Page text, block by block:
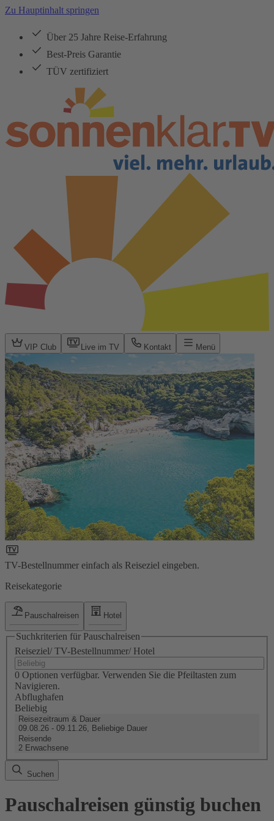
Zu Hauptinhalt springen
Über 25 Jahre Reise-Erfahrung
Best-Preis Garantie
TÜV zertifiziert
VIP Club Live im TV Kontakt Menü
TV-Bestellnummer einfach als Reiseziel eingeben.
Reisekategorie
Pauschalreisen Hotel
Suchkriterien für Pauschalreisen
Reiseziel/ TV-Bestellnummer/ Hotel
0 Optionen verfügbar. Verwenden Sie die Pfeiltasten zum
Navigieren.
Abflughafen
Beliebig
Reisezeitraum & Dauer
09.08.26 - 09.11.26, Beliebige Dauer
Reisende
2 Erwachsene
Suchen
Pauschalreisen günstig buchen